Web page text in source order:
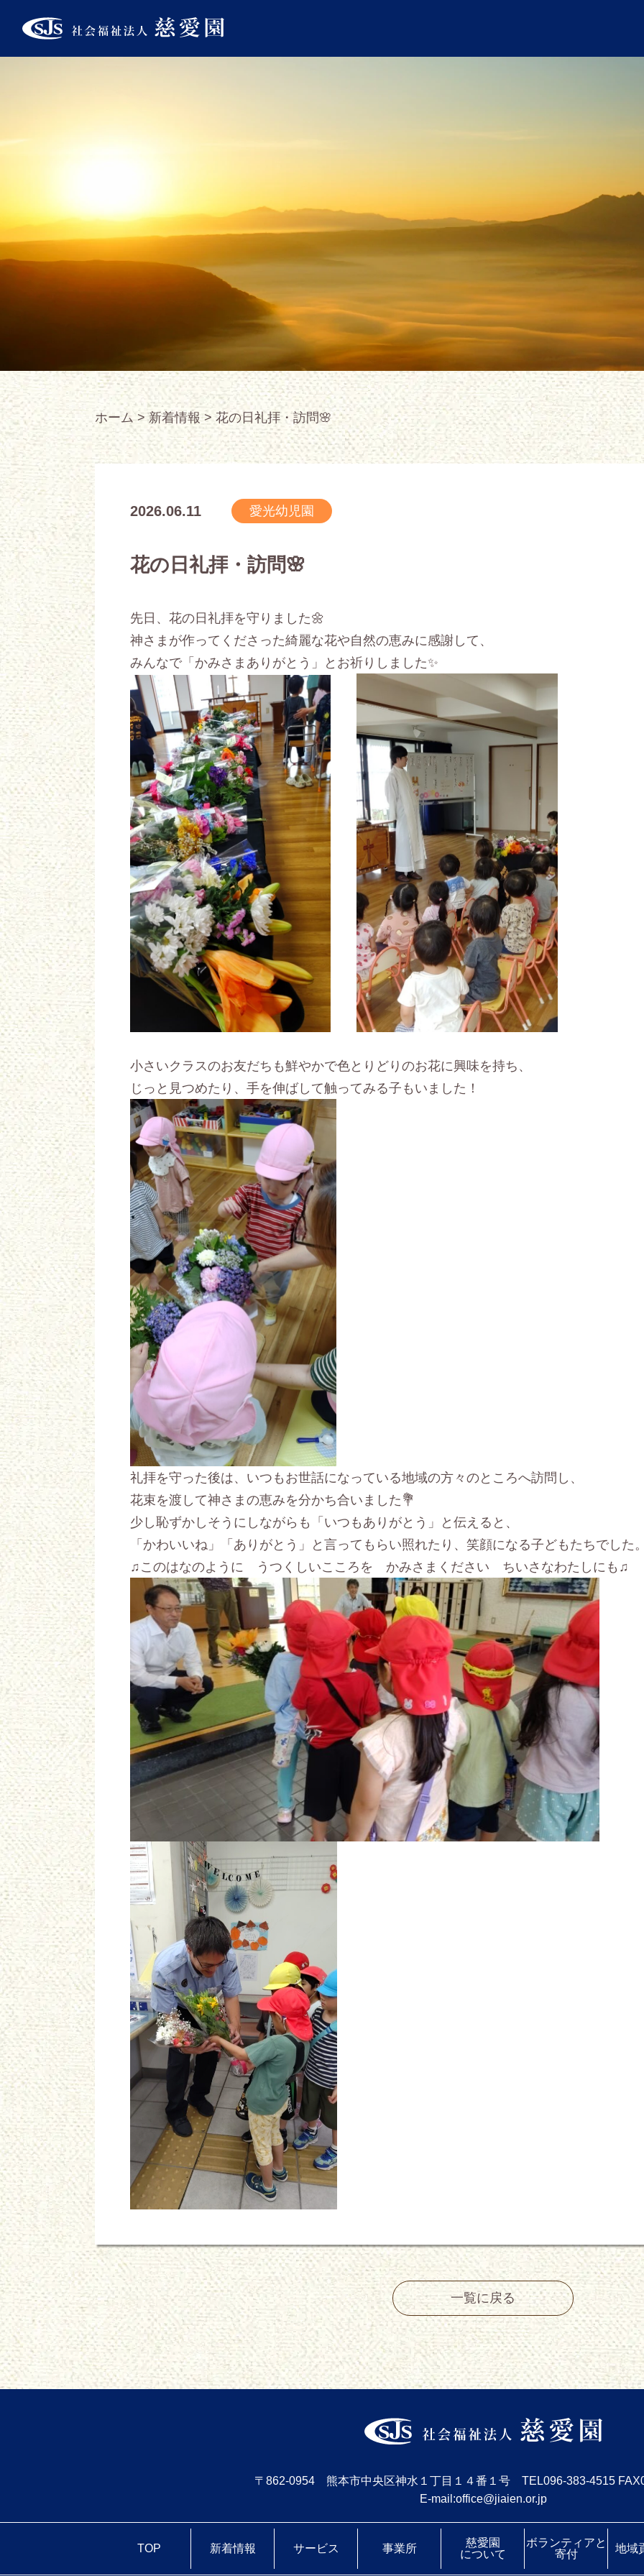
ホーム>新着情報>花の日礼拝・訪問🌸
2026.06.11 愛光幼児園
花の日礼拝・訪問🌸
先日、花の日礼拝を守りました🌼
神さまが作ってくださった綺麗な花や自然の恵みに感謝して、
みんなで「かみさまありがとう」とお祈りしました✨
小さいクラスのお友だちも鮮やかで色とりどりのお花に興味を持ち、
じっと見つめたり、手を伸ばして触ってみる子もいました！
礼拝を守った後は、いつもお世話になっている地域の方々のところへ訪問し、
花束を渡して神さまの恵みを分かち合いました💐
少し恥ずかしそうにしながらも「いつもありがとう」と伝えると、
「かわいいね」「ありがとう」と言ってもらい照れたり、笑顔になる子どもたちでした
♫このはなのように うつくしいこころを かみさまください ちいさなわたしにも♫
一覧に戻る
〒862-0954 熊本市中央区神水１丁目１４番１号 TEL096-383-4515
E-mail:office@jiaien.or.jp
TOP 新着情報 サービス 事業所
慈愛園
について
ボランティアと
寄付
地域